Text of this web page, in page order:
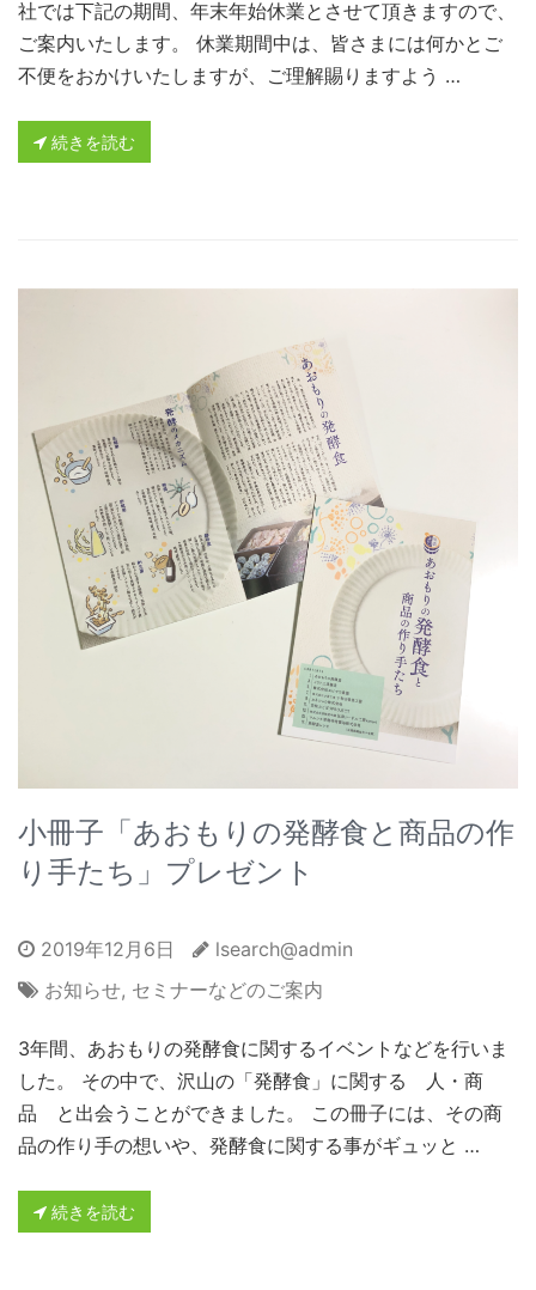
社では下記の期間、年末年始休業とさせて頂きますので、
ご案内いたします。 休業期間中は、皆さまには何かとご
不便をおかけいたしますが、ご理解賜りますよう …
続きを読む
小冊子「あおもりの発酵食と商品の作
り手たち」プレゼント
2019年12月6日
lsearch@admin
お知らせ, セミナーなどのご案内
3年間、あおもりの発酵食に関するイベントなどを行いま
した。 その中で、沢山の「発酵食」に関する 人・商
品 と出会うことができました。 この冊子には、その商
品の作り手の想いや、発酵食に関する事がギュッと …
続きを読む